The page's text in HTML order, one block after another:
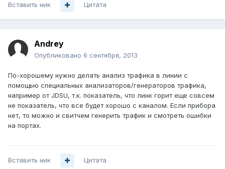
Вставить ник Цитата
Аndrey
Опубликовано 6 сентября, 2013
По-хорошему нужно делать анализ трафика в линии с
помощью специальных анализаторов/генераторов трафика,
например от JDSU, т.к. показатель, что линк горит еще совсем
не показатель, что все будет хорошо с каналом. Если прибора
нет, то можно и свитчем генерить трафик и смотреть ошибки
на портах.
Вставить ник Цитата